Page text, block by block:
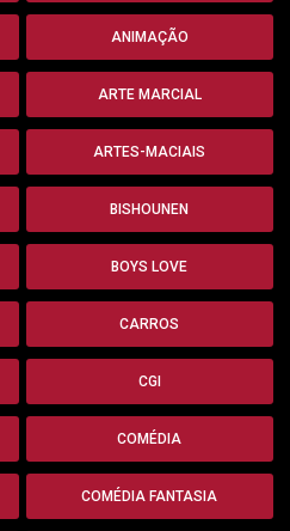
ANIMAÇÃO
ARTE MARCIAL
ARTES-MACIAIS
BISHOUNEN
BOYS LOVE
CARROS
CGI
COMÉDIA
COMÉDIA FANTASIA